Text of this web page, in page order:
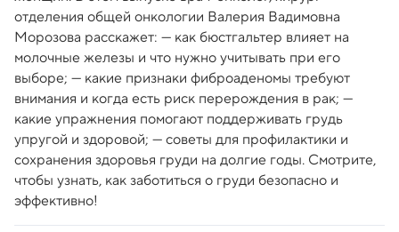
отделения общей онкологии Валерия Вадимовна
Морозова расскажет: — как бюстгальтер влияет на
молочные железы и что нужно учитывать при его
выборе; — какие признаки фиброаденомы требуют
внимания и когда есть риск перерождения в рак; —
какие упражнения помогают поддерживать грудь
упругой и здоровой; — советы для профилактики и
сохранения здоровья груди на долгие годы. Смотрите,
чтобы узнать, как заботиться о груди безопасно и
эффективно!